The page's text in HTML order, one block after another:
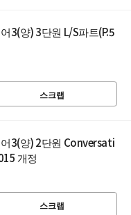
3(양) 3단원 L/S파트(P.5
스크랩
3(양) 2단원 Conversati
개정
스크랩